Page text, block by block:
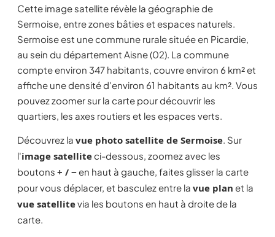
Cette image satellite révèle la géographie de
Sermoise, entre zones bâties et espaces naturels.
Sermoise est une commune rurale située en Picardie,
au sein du département Aisne (02). La commune
compte environ 347 habitants, couvre environ 6 km² et
affiche une densité d'environ 61 habitants au km². Vous
pouvez zoomer sur la carte pour découvrir les
quartiers, les axes routiers et les espaces verts.
Découvrez la vue photo satellite de Sermoise. Sur
l'image satelliteci-dessous, zoomez avec les
boutons + / −en haut à gauche, faites glisser la carte
pour vous déplacer, et basculez entre la vue plan et la
vue satellitevia les boutons en haut à droite de la
carte.